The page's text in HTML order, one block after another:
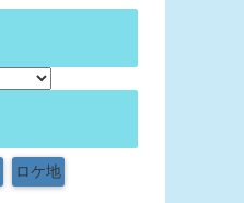
ロケ地